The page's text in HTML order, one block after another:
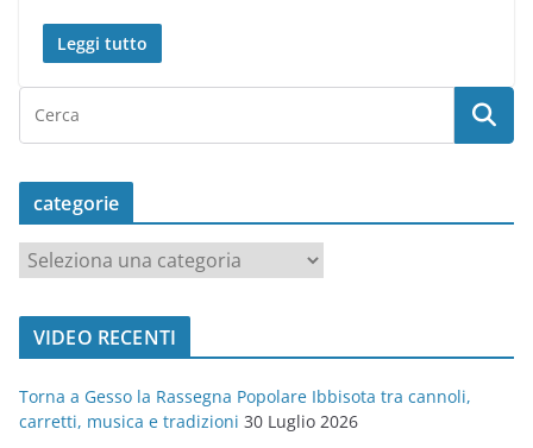
Leggi tutto
categorie
t
o
r
VIDEO RECENTI
Torna a Gesso la Rassegna Popolare Ibbisota tra cannoli,
carretti, musica e tradizioni 30 Luglio 2026